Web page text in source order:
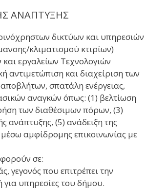
ΑΝΑΠΤΥΞΗΣ
δικτύων και υπηρεσιών
κλιματισμού κτιρίων)
εργαλείων Τεχνολογιών
αντιμετώπιση και διαχείριση των
σπατάλη ενέργειας,
αναγκών όπως: (1) βελτίωση
των διαθέσιμων πόρων, (3)
ανάπτυξης, (5) ανάδειξη της
μέσω αμφίδρομης επικοινωνίας με
σε:
γεγονός που επιτρέπει την
υπηρεσίες του δήμου.